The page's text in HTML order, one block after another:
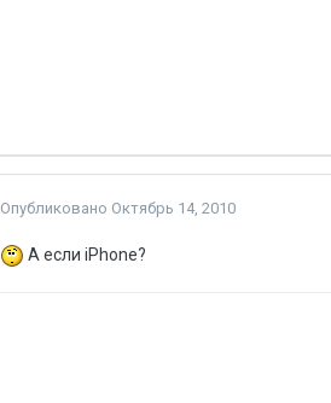
Опубликовано Октябрь 14, 2010
А если iPhone?